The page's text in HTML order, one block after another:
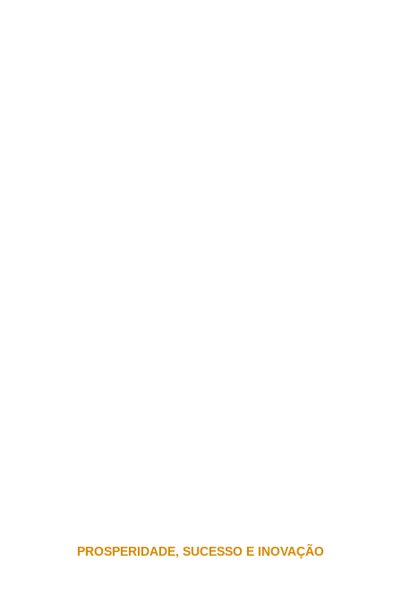
PROSPERIDADE, SUCESSO E INOVAÇÃO